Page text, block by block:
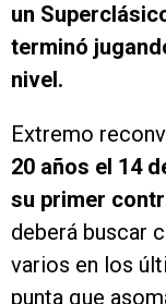
un
terminó
nivel.
Extremo
20 años el 14
su primer
deberá buscar
varios en los
punta que